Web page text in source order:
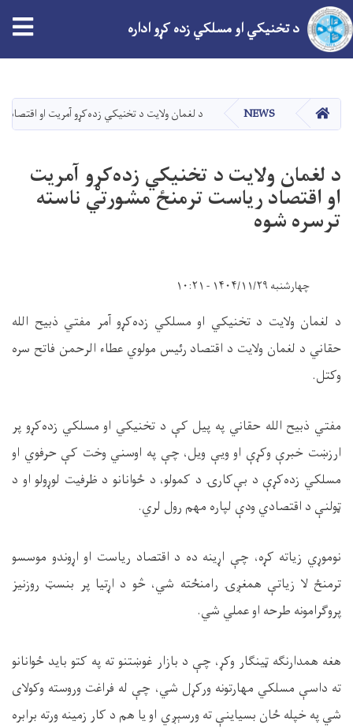
دانګل
د تخنیکي او مسلکي زده کړو اداره
کور NEWS د لغمان ولایت د تخنیکي زده‌کړو آمریت او
د لغمان ولایت د تخنیکي زده‌کړو آمریت
او اقتصاد ریاست ترمنځ مشورتي ناسته
ترسره شوه
چهارشنبه ۱۴۰۴/۱۱/۲۹ - ۱۰:۲۱
د لغمان ولایت د تخنیکي او مسلکي زده‌کړو آمر مفتي ذبیح الله
حقاني د لغمان ولایت د اقتصاد رئیس مولوي عطاء الرحمن فاتح سره
وکتل.
مفتي ذبیح الله حقاني په پیل کې د تخنیکي او مسلکي زده‌کړو پر
ارزښت خبرې وکړې او ویې ویل، چې په اوسني وخت کې حرفوي او
مسلکي زده‌کړې د بې‌کارۍ د کمولو، د ځوانانو د ظرفیت لوړولو او د
ټولنې د اقتصادي ودې لپاره مهم رول لري.
نوموړي زیاته کړه، چې اړینه ده د اقتصاد ریاست او اړوندو موسسو
ترمنځ لا زیاتې همغږۍ رامنځته شي، څو د اړتیا پر بنسټ روزنیز
پروګرامونه طرحه او عملي شي.
هغه همدارنګه ټینګار وکړ، چې د بازار غوښتنو ته په کتو باید ځوانانو
ته داسې مسلکي مهارتونه ورکړل شي، چې له فراغت وروسته وکولای
شي په خپله ځان بسیاینې ته ورسېږي او یا هم د کار زمینه ورته برابره